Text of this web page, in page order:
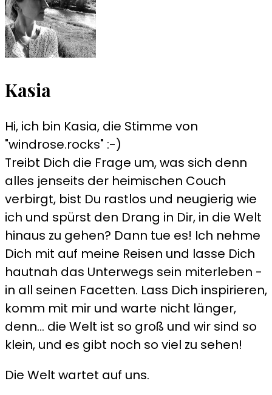
Kasia
Hi, ich bin Kasia, die Stimme von
"windrose.rocks" :-)
Treibt Dich die Frage um, was sich denn
alles jenseits der heimischen Couch
verbirgt, bist Du rastlos und neugierig wie
ich und spürst den Drang in Dir, in die Welt
hinaus zu gehen? Dann tue es! Ich nehme
Dich mit auf meine Reisen und lasse Dich
hautnah das Unterwegs sein miterleben -
in all seinen Facetten. Lass Dich inspirieren,
komm mit mir und warte nicht länger,
denn... die Welt ist so groß und wir sind so
klein, und es gibt noch so viel zu sehen!
Die Welt wartet auf uns.